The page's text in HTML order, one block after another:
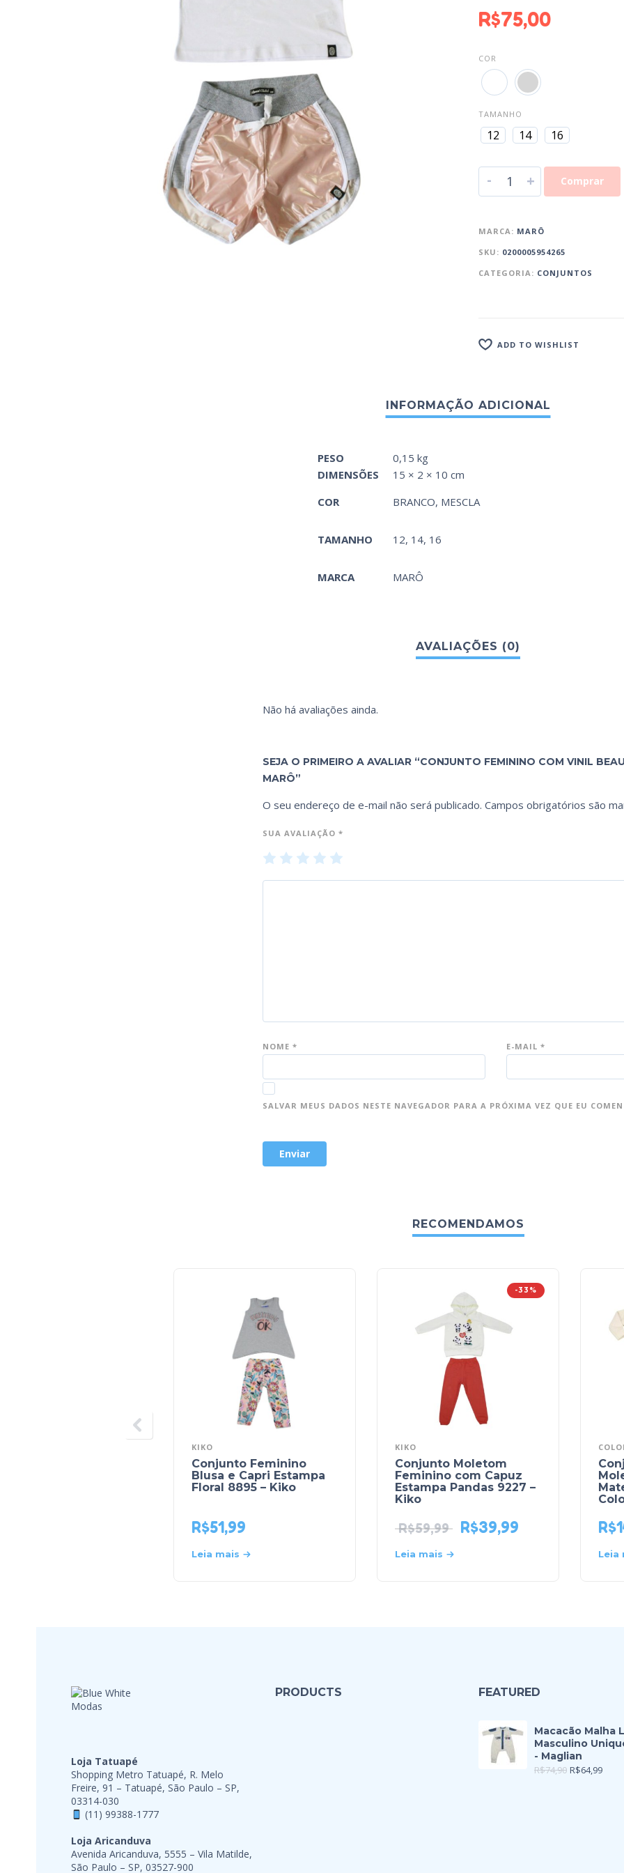
R$75,00
COR
TAMANHO
12 14 16
- + Comprar
MARCA: MARÔ
SKU: 0200005954265
CATEGORIA: CONJUNTOS
ADD TO WISHLIST
PESO
0,15 kg
DIMENSÕES
15 × 2 × 10 cm
COR
BRANCO, MESCLA
TAMANHO 12, 14, 16
MARCA MARÔ
Não há avaliações ainda.
SEJA O PRIMEIRO A AVALIAR “CONJUNTO FEMININO COM VINIL
MARÔ”
O seu endereço de e-mail não será publicado. Campos obrigatórios são
SUA AVALIAÇÃO *
1 2 3 4
NOME * E-MAIL *
SALVAR MEUS DADOS NESTE NAVEGADOR PARA A PRÓXIMA VEZ QUE EU
RECOMENDAMOS
KIKO
Conjunto Feminino
Blusa e Capri Estampa
Floral 8895 – Kiko
R$51,99
Leia mais
-33%
KIKO
Conjunto Moletom
Feminino com Capuz
Estampa Pandas 9227 –
Kiko
R$59,99 R$39,99
Leia mais
R$
Leia
Loja Tatuapé
Shopping Metro Tatuapé, R. Melo
Freire, 91 – Tatuapé, São Paulo – SP,
03314-030
(11) 99388-1777
Loja Aricanduva
Avenida Aricanduva, 5555 – Vila Matilde,
São Paulo – SP, 03527-900
PRODUCTS FEATURED
Macacão Malha
Masculino
- Maglian
R$74,90 R$64,99